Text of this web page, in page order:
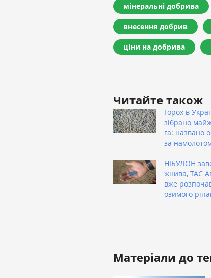
мінеральні добрива
внесення добрив
ціни на добрива
Читайте також
Горох в
зібрано
га: названо
за
НІБУЛОН
жнива, ТАС
вже
озимого
Матеріали до